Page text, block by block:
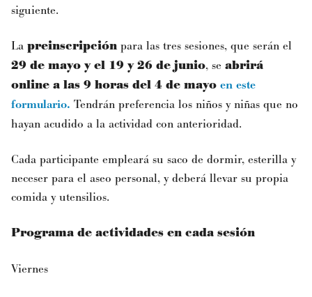
siguiente.
La preinscripciónpara las tres sesiones, que serán el
29 de mayo y el 19 y 26 de junio, se abrirá
online a las 9 horas del 4 de mayo en este
formulario. Tendrán preferencia los niños y niñas que no
hayan acudido a la actividad con anterioridad.
Cada participante empleará su saco de dormir, esterilla y
neceser para el aseo personal, y deberá llevar su propia
comida y utensilios.
Programa de actividades en cada sesión
Viernes